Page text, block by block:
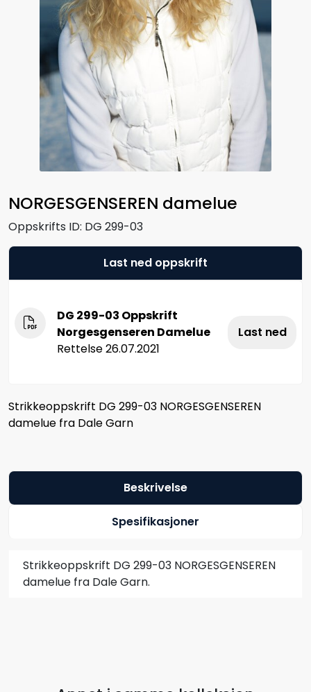
NORGESGENSEREN damelue
Oppskrifts ID: DG 299-03
Last ned oppskrift
DG 299-03 Oppskrift
Norgesgenseren Damelue
Rettelse 26.07.2021
Last ned
Strikkeoppskrift DG 299-03 NORGESGENSEREN
damelue fra Dale Garn
Beskrivelse
Spesifikasjoner
Strikkeoppskrift DG 299-03 NORGESGENSEREN
damelue fra Dale Garn.